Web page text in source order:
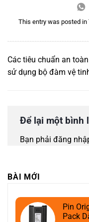
This entry was posted in
Các tiêu chuẩn an
sử dụng bộ đàm vệ
Để lại một bình
Bạn phải đăng
BÀI MỚI
Pin
Pack